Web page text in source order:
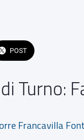
POST
Turno:
Francavilla